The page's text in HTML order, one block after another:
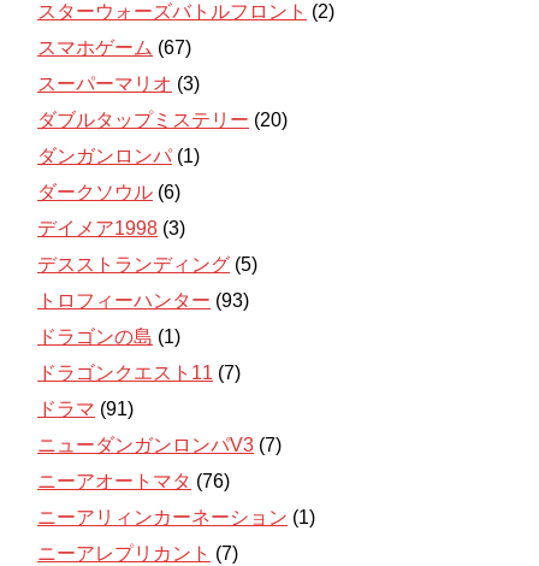
スターウォーズバトルフロント (2)
スマホゲーム (67)
スーパーマリオ (3)
ダブルタップミステリー (20)
ダンガンロンパ (1)
ダークソウル (6)
デイメア1998 (3)
デスストランディング (5)
トロフィーハンター (93)
ドラゴンの島 (1)
ドラゴンクエスト11 (7)
ドラマ (91)
ニューダンガンロンパV3 (7)
ニーアオートマタ (76)
ニーアリィンカーネーション (1)
ニーアレプリカント (7)